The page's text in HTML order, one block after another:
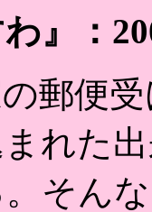
わ』：
郵便
れた
そん